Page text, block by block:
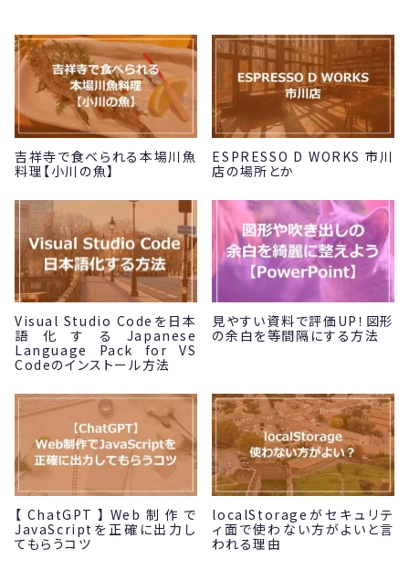
吉祥寺で食べられる本場川魚
料理【小川の魚】
ESPRESSO D WORKS 市川
店の場所とか
Visual Studio Codeを日本
語化するJapanese
Language Pack for VS
Codeのインストール方法
見やすい資料で評価UP！図形
の余白を等間隔にする方法
【ChatGPT】Web制作で
JavaScriptを正確に出力し
てもらうコツ
localStorageがセキュリテ
ィ面で使わない方がよいと言
われる理由